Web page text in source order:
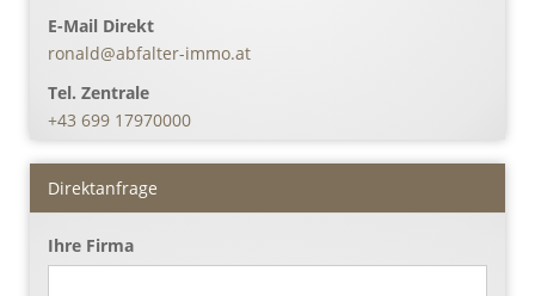
E-Mail Direkt
ronald@abfalter-immo.at
Tel. Zentrale
+43 699 17970000
Direktanfrage
Ihre Firma